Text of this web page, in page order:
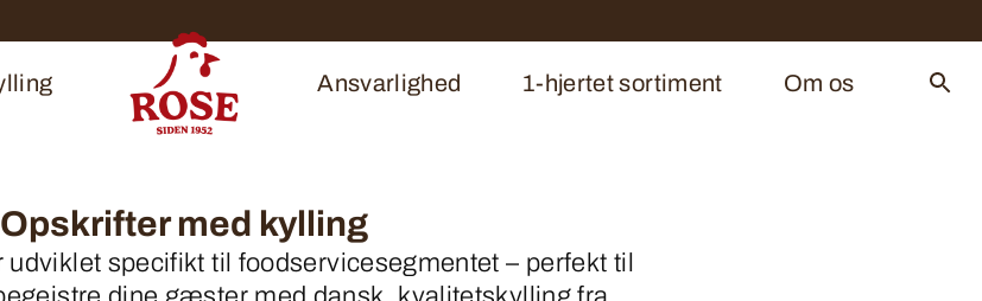
Ansvarlighed 1-hjertet sortiment Om os
Opskrifter med kylling
specifikt til foodservicesegmentet – perfekt til